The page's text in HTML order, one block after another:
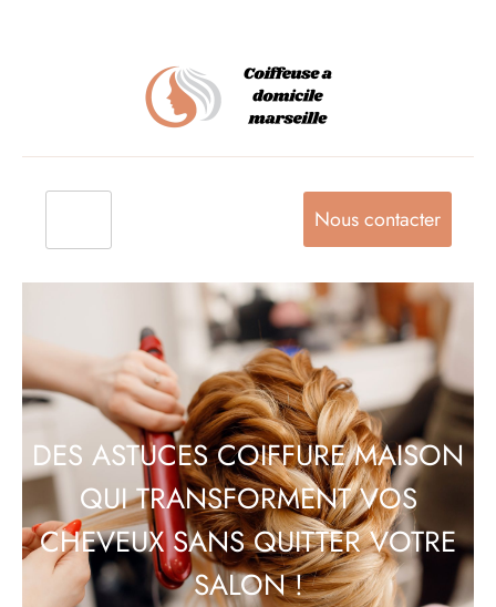
Nous contacter
DES ASTUCES COIFFURE MAISON
QUI TRANSFORMENT VOS
CHEVEUX SANS QUITTER VOTRE
SALON !